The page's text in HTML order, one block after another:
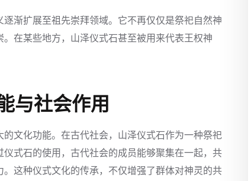
渐扩展至祖先崇拜领域。它不再仅仅是祭祀自然神
在某些地方，山泽仪式石甚至被用来代表王权神
与社会作用
文化功能。在古代社会，山泽仪式石作为一种祭祀
式石的使用，古代社会的成员能够聚集在一起，共
这种仪式文化的传承，不仅增强了群体对神灵的共